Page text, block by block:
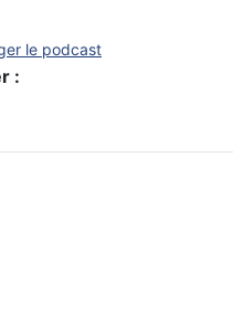
le podcast
: